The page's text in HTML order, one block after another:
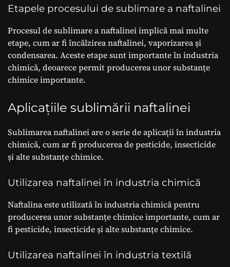
Etapele procesului de sublimare a naftalinei
Procesul de sublimare a naftalinei implică mai multe
etape, cum ar fi încălzirea naftalinei, vaporizarea și
condensarea. Aceste etape sunt importante în industria
chimică, deoarece permit producerea unor substanțe
chimice importante.
Aplicațiile sublimării naftalinei
Sublimarea naftalinei are o serie de aplicații în industria
chimică, cum ar fi producerea de pesticide, insecticide
și alte substanțe chimice.
Utilizarea naftalinei în industria chimică
Naftalina este utilizată în industria chimică pentru
producerea unor substanțe chimice importante, cum ar
fi pesticide, insecticide și alte substanțe chimice.
Utilizarea naftalinei în industria textilă